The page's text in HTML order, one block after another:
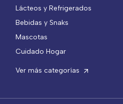
Lácteos y Refrigerados
Bebidas y Snaks
Mascotas
Cuidado Hogar
Ver más categorías